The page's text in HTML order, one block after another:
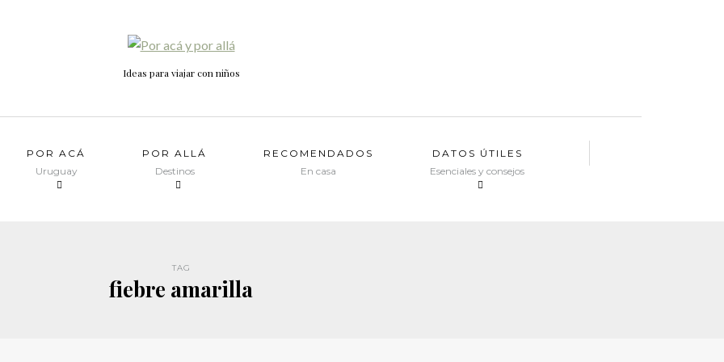
Ideas para viajar con niños
POR ACÁ
Uruguay
POR ALLÁ
Destinos
RECOMENDADOS
En casa
DATOS ÚTILES
Esenciales y consejos
TAG
fiebre amarilla